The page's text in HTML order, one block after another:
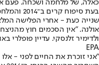
כאלה, של מלחמה ושכחה. פעם
בעת
שנייה כעת - אחרי הפלישה המלאה
אולנה. "אין הסכמים חוץ
ולדימיר זלנסקי. עדיין פופלרי
EPA
"אני זוכרת את החיים לפני -